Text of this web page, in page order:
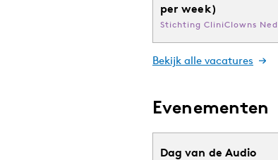
per week)
Stichting CliniClowns
Bekijk alle vacatures
Evenementen
Dag van de Audio